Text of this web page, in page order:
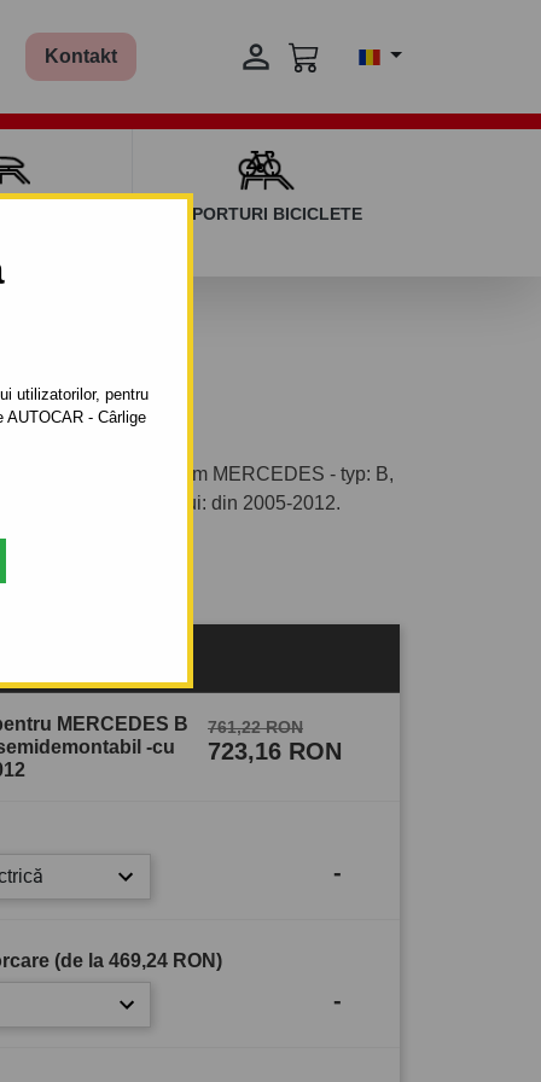
utilizatorilor, pentru
- Cârlige
Kontakt 
SUPORTURI BICICLETE
pentru autoturism MERCEDES - typ: B,
a autoturismului: din 2005-2012.
MERCEDES B
-cu
761,22 RON
723,16 RON
-
(de la 469,24 RON)
-